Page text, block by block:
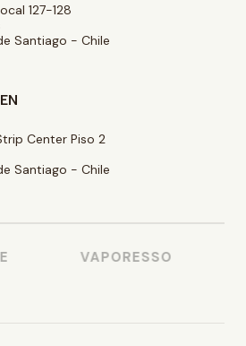
127-128
Santiago - Chile
Center Piso 2
Santiago - Chile
VAPORESSO